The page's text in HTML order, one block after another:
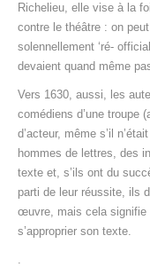
Richelieu, elle vise à la
contre le théâtre : on
solennellement ‘ré-
devaient quand même
Vers 1630, aussi, les
comédiens d’une troupe
d’acteur, même s’il
hommes de lettres, des
texte et, s’ils ont du
parti de leur réussite, ils
œuvre, mais cela signifie
s’approprier son texte.
.